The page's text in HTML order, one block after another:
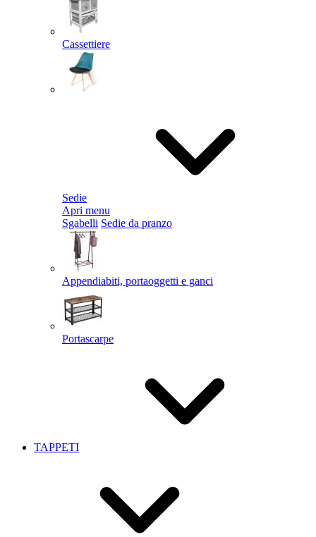
Cassettiere
Sedie
Apri menu
Sgabelli Sedie da pranzo
Appendiabiti, portaoggetti e ganci
Portascarpe
TAPPETI